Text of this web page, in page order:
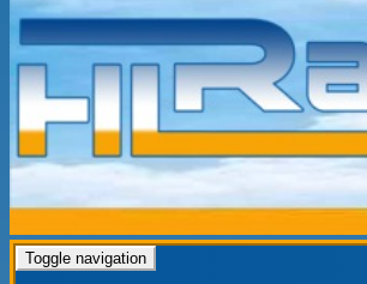
Toggle navigation